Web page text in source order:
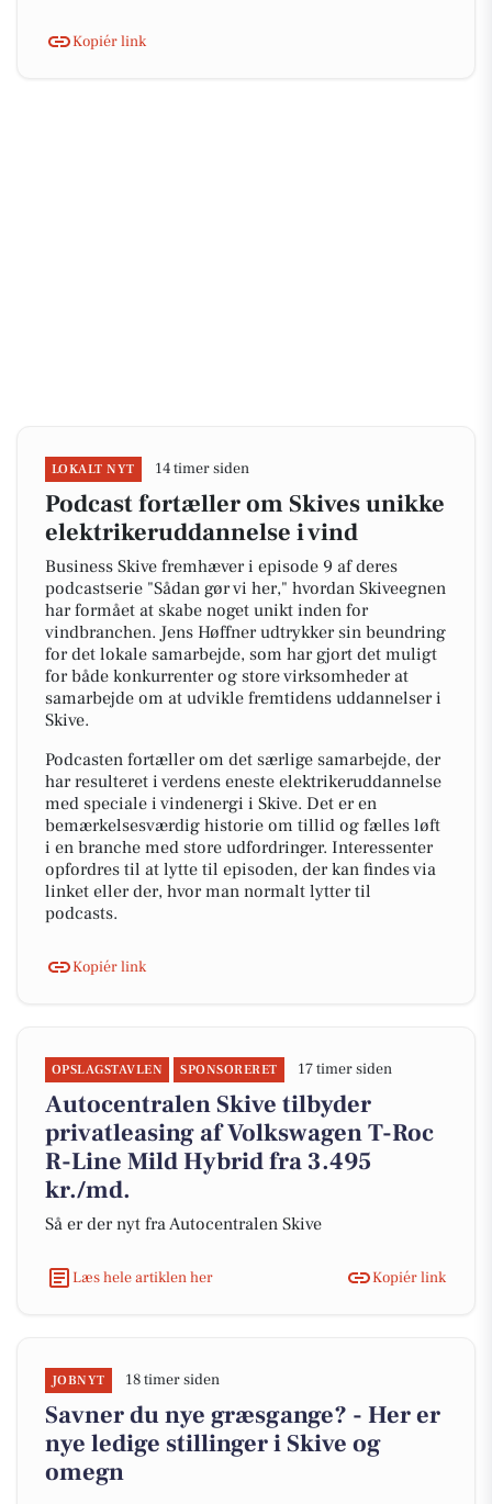
Kopiér link
LOKALT NYT 14 timer siden
Podcast fortæller om Skives unikke
elektrikeruddannelse i vind
Business Skive fremhæver i episode 9 af deres
podcastserie "Sådan gør vi her," hvordan Skiveegnen
har formået at skabe noget unikt inden for
vindbranchen. Jens Høffner udtrykker sin beundring
for det lokale samarbejde, som har gjort det muligt
for både konkurrenter og store virksomheder at
samarbejde om at udvikle fremtidens uddannelser i
Skive.
Podcasten fortæller om det særlige samarbejde, der
har resulteret i verdens eneste elektrikeruddannelse
med speciale i vindenergi i Skive. Det er en
bemærkelsesværdig historie om tillid og fælles løft
i en branche med store udfordringer. Interessenter
opfordres til at lytte til episoden, der kan findes via
linket eller der, hvor man normalt lytter til
podcasts.
Kopiér link
OPSLAGSTAVLEN SPONSORERET 17 timer siden
Autocentralen Skive tilbyder
privatleasing af Volkswagen T-Roc
R-Line Mild Hybrid fra 3.495
kr./md.
Så er der nyt fra Autocentralen Skive
Læs hele artiklen her Kopiér link
JOBNYT 18 timer siden
Savner du nye græsgange? - Her er
nye ledige stillinger i Skive og
omegn